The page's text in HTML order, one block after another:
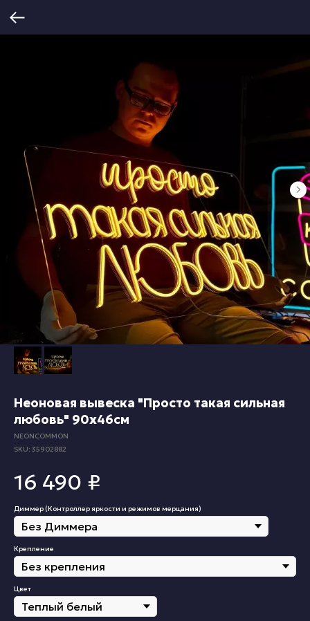
Неоновая вывеска "Просто такая сильная
любовь" 90х46см
NEONCOMMON
SKU: 35902882
16 490 ₽
Диммер (Контроллер яркости и режимов мерцания)
Крепление
Цвет